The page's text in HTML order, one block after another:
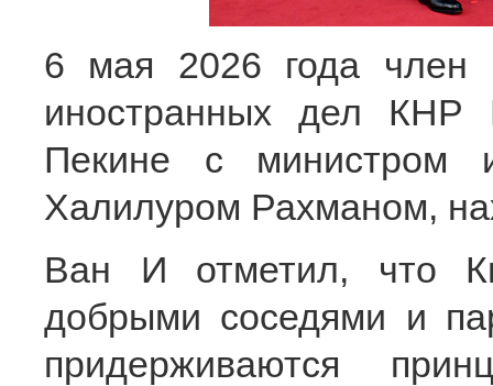
6 мая 2026 года член
иностранных дел КНР
Пекине с министром
Халилуром Рахманом,
Ван И отметил, что
добрыми соседями и
придерживаются